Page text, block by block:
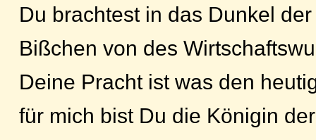
Du brachtest in das Dunkel
Bißchen von des
Deine Pracht ist was den
für mich bist Du die Königin